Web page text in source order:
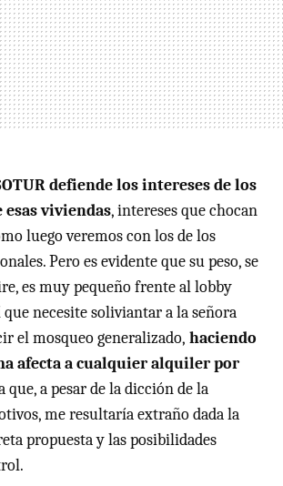
defiende los intereses de los
viviendas, intereses que chocan
luego veremos con los de los
Pero es evidente que su peso, se
es muy pequeño frente al lobby
necesite soliviantar a la señora
el mosqueo generalizado, haciendo
afecta a cualquier alquiler por
que, a pesar de la dicción de la
me resultaría extraño dada la
propuesta y las posibilidades